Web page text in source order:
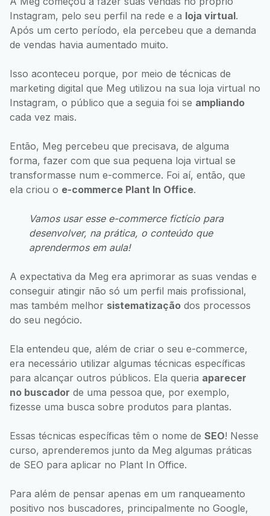
Instagram, pelo seu perfil na rede e a loja virtual.
Após um certo período, ela percebeu que a demanda
de vendas havia aumentado muito.
Isso aconteceu porque, por meio de técnicas de
marketing digital que Meg utilizou na sua loja virtual no
Instagram, o público que a seguia foi se ampliando
cada vez mais.
Então, Meg percebeu que precisava, de alguma
forma, fazer com que sua pequena loja virtual se
transformasse num e-commerce. Foi aí, então, que
ela criou o e-commerce Plant In Office.
Vamos usar esse e-commerce fictício para
desenvolver, na prática, o conteúdo que
aprendermos em aula!
A expectativa da Meg era aprimorar as suas vendas e
conseguir atingir não só um perfil mais profissional,
mas também melhor sistematização dos processos
do seu negócio.
Ela entendeu que, além de criar o seu e-commerce,
era necessário utilizar algumas técnicas específicas
para alcançar outros públicos. Ela queria aparecer
no buscador de uma pessoa que, por exemplo,
fizesse uma busca sobre produtos para plantas.
Essas técnicas específicas têm o nome de SEO! Nesse
curso, aprenderemos junto da Meg algumas práticas
de SEO para aplicar no Plant In Office.
Para além de pensar apenas em um ranqueamento
positivo nos buscadores, principalmente no Google,